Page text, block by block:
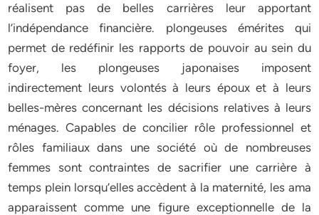
réalisent pas de belles carrières leur apportant
l’indépendance financière. plongeuses émérites qui
permet de redéfinir les rapports de pouvoir au sein du
foyer, les plongeuses japonaises imposent
indirectement leurs volontés à leurs époux et à leurs
belles-mères concernant les décisions relatives à leurs
ménages. Capables de concilier rôle professionnel et
rôles familiaux dans une société où de nombreuses
femmes sont contraintes de sacrifier une carrière à
temps plein lorsqu’elles accèdent à la maternité, les ama
apparaissent comme une figure exceptionnelle de la